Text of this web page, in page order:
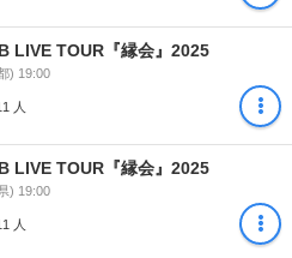
LIVE TOUR『縁会』2025
) 19:00
人
LIVE TOUR『縁会』2025
) 19:00
人